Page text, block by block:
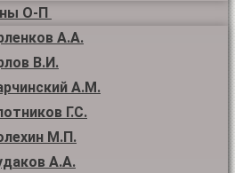
О-П
А.А.
В.И.
А.М.
Г.С.
М.П.
А.А.